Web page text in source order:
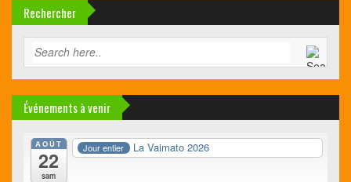
Rechercher
Événements à venir
AOÛT
22
sam
Jour entier La Vaimato 2026